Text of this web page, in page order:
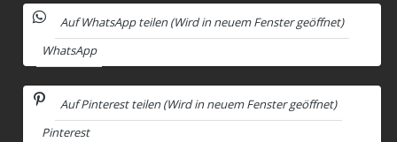
Auf WhatsApp teilen (Wird in neuem Fenster geöffnet)
WhatsApp
Auf Pinterest teilen (Wird in neuem Fenster geöffnet)
Pinterest